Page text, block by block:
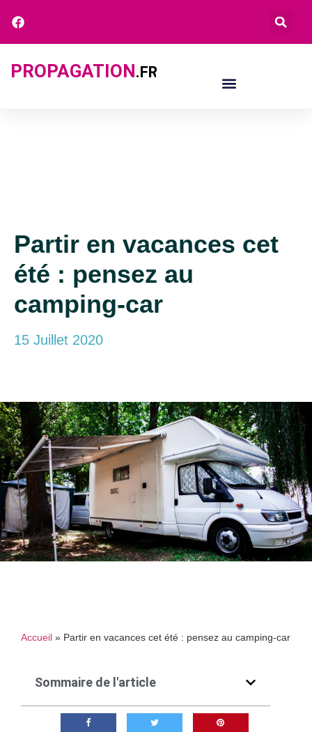
PROPAGATION.FR
Partir en vacances cet
été : pensez au
camping-car
15 Juillet 2020
Accueil » Partir en vacances cet été : pensez au camping-car
Sommaire de l'article